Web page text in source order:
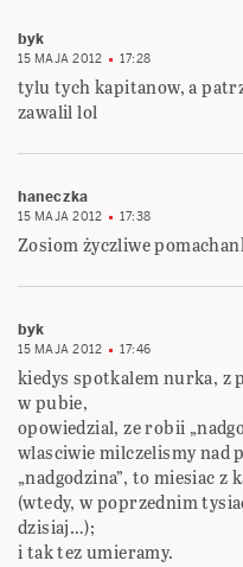
byk
15 MAJA 2012 17:28
tylu tych kapitanow, a
zawalil lol
haneczka
15 MAJA 2012 17:38
Zosiom życzliwe
byk
15 MAJA 2012 17:46
kiedys spotkalem nurka, z
w pubie,
opowiedzial, ze robii
wlasciwie milczelismy nad
„nadgodzina”, to miesiac z
(wtedy, w poprzednim
dzisiaj…);
i tak tez umieramy.